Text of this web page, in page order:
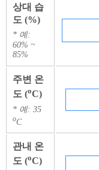
상대 습
도 (%)
* 예:
60% ~
85%
주변 온
도 (oC)
* 예: 35
oC
관내 온
도 (oC)